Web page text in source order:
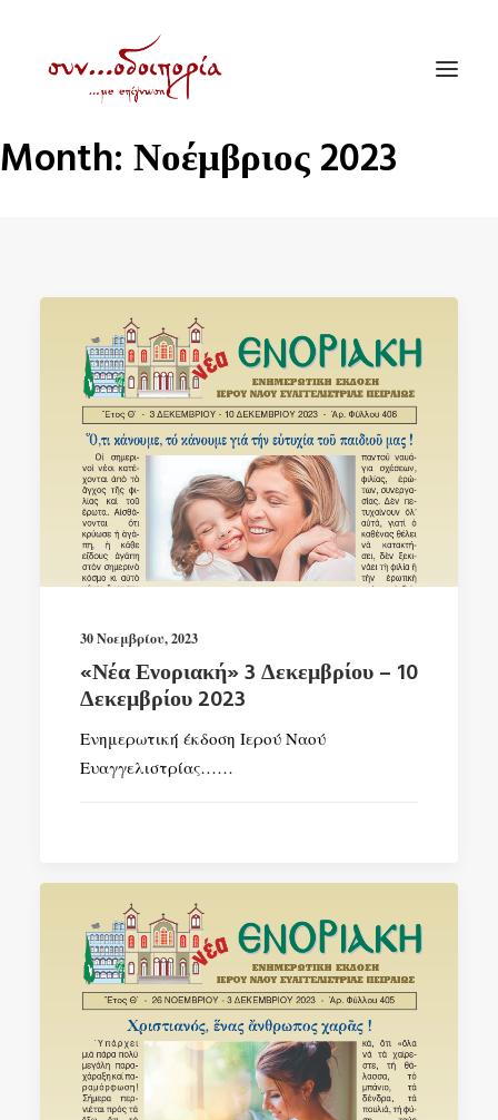
ΕΝΟΡΙΑ ΕΝ ΔΡΑΣΕΙ
ΕΥΑΓΓΕΛΙΣΤΡΙΑ ΠΕΙΡΑΙΏΣ
ΠΑΛΑΙΑ ΣΥΝΟΔΟΙΠΟΡΙΑ
ΕΠΙΚΟΙΝΩΝΙΑ
SEARCH
Month: Νοέμβριος 2023
30 Νοεμβρίου, 2023
«Νέα Ενοριακή» 3 Δεκεμβρίου – 10
Δεκεμβρίου 2023
Ενημερωτική έκδοση Ιερού Ναού
Ευαγγελιστρίας……